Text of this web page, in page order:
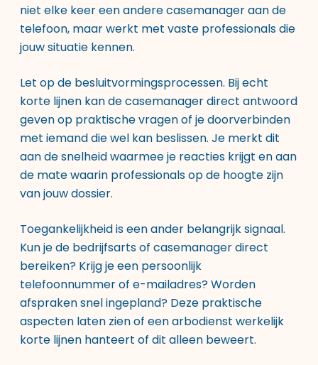
niet elke keer een andere casemanager aan de
telefoon, maar werkt met vaste professionals die
jouw situatie kennen.
Let op de besluitvormingsprocessen. Bij echt
korte lijnen kan de casemanager direct antwoord
geven op praktische vragen of je doorverbinden
met iemand die wel kan beslissen. Je merkt dit
aan de snelheid waarmee je reacties krijgt en aan
de mate waarin professionals op de hoogte zijn
van jouw dossier.
Toegankelijkheid is een ander belangrijk signaal.
Kun je de bedrijfsarts of casemanager direct
bereiken? Krijg je een persoonlijk
telefoonnummer of e-mailadres? Worden
afspraken snel ingepland? Deze praktische
aspecten laten zien of een arbodienst werkelijk
korte lijnen hanteert of dit alleen beweert.